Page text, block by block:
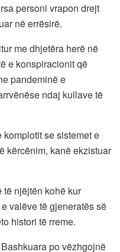
personi vrapon drejt
në errësirë.
me dhjetëra herë në
e konspiracionit që
pandeminë e
ndaj kullave të
se sistemet e
kërcënim, kanë ekzistuar
të njëjtën kohë kur
valëve të gjeneratës së
histori të rreme.
po vëzhgojnë